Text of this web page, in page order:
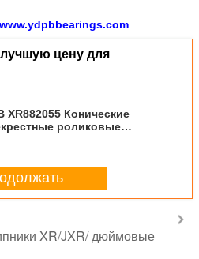
цену для
XR882055 Конические
роликовые
станков
XR/JXR/ дюймовые